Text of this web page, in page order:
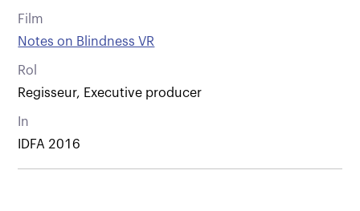
Film
Notes on Blindness VR
Rol
Regisseur, Executive producer
In
IDFA 2016